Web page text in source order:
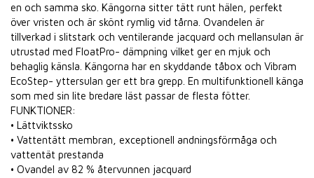
en och samma sko. Kängorna sitter tätt runt hälen, perfekt
över vristen och är skönt rymlig vid tårna. Ovandelen är
tillverkad i slitstark och ventilerande jacquard och mellansulan är
utrustad med FloatPro- dämpning vilket ger en mjuk och
behaglig känsla. Kängorna har en skyddande tåbox och Vibram
EcoStep- yttersulan ger ett bra grepp. En multifunktionell känga
som med sin lite bredare läst passar de flesta fötter.
FUNKTIONER:
• Lättviktssko
• Vattentätt membran, exceptionell andningsförmåga och
vattentät prestanda
• Ovandel av 82 % återvunnen jacquard